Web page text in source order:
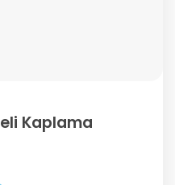
Kaplama